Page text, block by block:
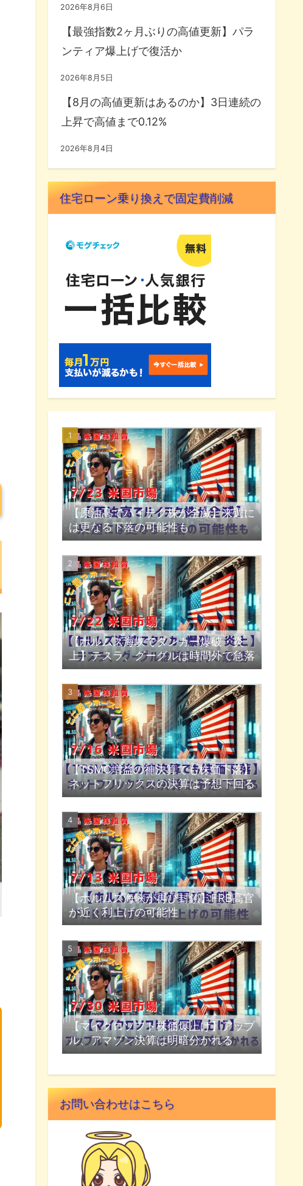
2026年8月6日
【最強指数2ヶ月ぶりの高値更新】パラ
ンティア爆上げで復活か
2026年8月5日
【8月の高値更新はあるのか】3日連続の
上昇で高値まで0.12%
2026年8月4日
住宅ローン乗り換えで固定費削減
【原油高でハイテク株が全滅】来週に
は更なる下落の可能性も
【ホルムズ海峡でタンカー爆破・炎
上】テスラ、グーグルは時間外で急落
【TSMC増益の神決算でも株価下落】
ネットフリックスの決算は予想下回る
【ホルムズ海峡が再び封鎖】FRB高官
が近く利上げの可能性
【マイクロソフト株価爆上げ】アップ
ル、アマゾン決算は明暗分かれる
お問い合わせはこちら